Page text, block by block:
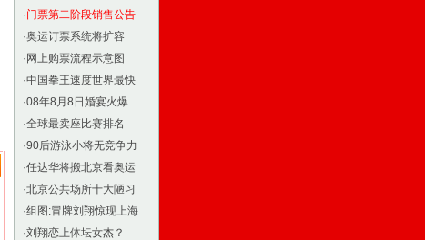
·门票第二阶段销售公告
·奥运订票系统将扩容
· 网上购票流程示意图
·中国拳王速度世界最快
·08年8月8日婚宴火爆
·全球最卖座比赛排名
·90后游泳小将无竞争力
·任达华将搬北京看奥运
·北京公共场所十大陋习
·组图:冒牌刘翔惊现上海
·刘翔恋上体坛女杰？